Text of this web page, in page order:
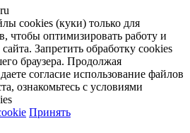
cookies (куки) только для
чтобы оптимизировать работу и
Запретить обработку cookies
браузера. Продолжая
согласие использование файлов
ознакомьтесь с условиями
Принять